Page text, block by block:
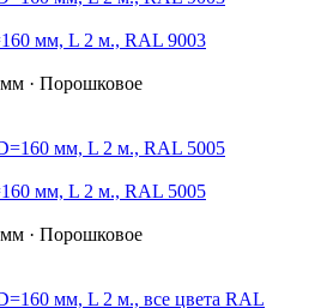
мм, L 2 м., RAL 9003
· Порошковое
мм, L 2 м., RAL 5005
· Порошковое